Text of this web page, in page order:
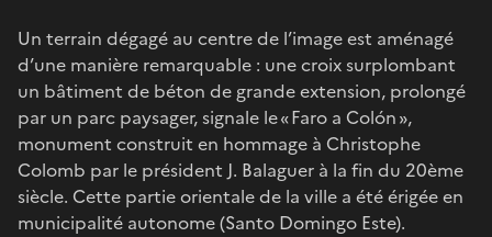
Un terrain dégagé au centre de l’image est aménagé
d’une manière remarquable : une croix surplombant
un bâtiment de béton de grande extension, prolongé
par un parc paysager, signale le « Faro a Colón »,
monument construit en hommage à Christophe
Colomb par le président J. Balaguer à la fin du 20ème
siècle. Cette partie orientale de la ville a été érigée en
municipalité autonome (Santo Domingo Este).